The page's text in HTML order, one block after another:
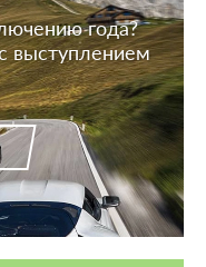
года?
выступлением